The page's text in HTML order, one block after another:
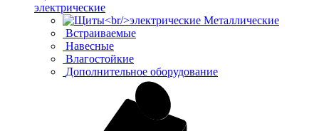
электрические
Металлические
Встраиваемые
Навесные
Влагостойкие
Дополнительное оборудование